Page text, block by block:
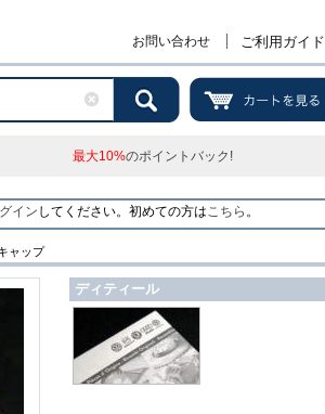
お問い合わせ ご利用ガイド
最大10%のポイントバック!
イン してください。初めての方はこちら 。
ャップ
ディティール